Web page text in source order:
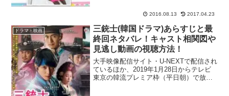
る主人公・河野... 2016.08.13 2017.04.23
ドラマ・映画
三銃士(韓国ドラマ)あらすじと最
終回ネタバレ！キャスト相関図や
見逃し動画の視聴方法！
大手映像配信サイト・U-NEXTで配信され
ているほか、2019年1月28日からテレビ
東京の韓流プレミア枠（平日朝）で放送